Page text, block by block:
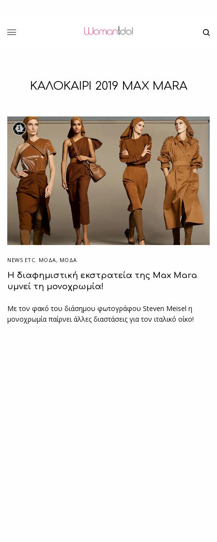
ΚΑΛΟΚΑΙΡΙ 2019 MAX MARA
3
NEWS ETC. ΜΌΔΑ, ΜΟΔΑ
Η διαφημιστική εκστρατεία της Max Mara
υμνεί τη μονοχρωμία!
Με τον φακό του διάσημου φωτογράφου Steven Meisel η
μονοχρωμία παίρνει άλλες διαστάσεις για τον ιταλικό οίκο!